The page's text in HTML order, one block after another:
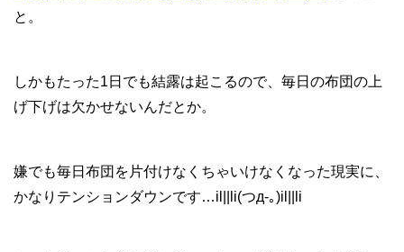
と。
しかもたった1日でも結露は起こるので、毎日の布団の上
げ下げは欠かせないんだとか。
嫌でも毎日布団を片付けなくちゃいけなくなった現実に、
かなりテンションダウンです…il||li(つд-｡)il||li